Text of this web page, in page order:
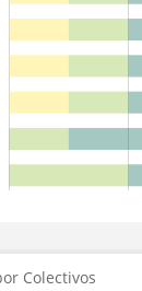
Colectivos